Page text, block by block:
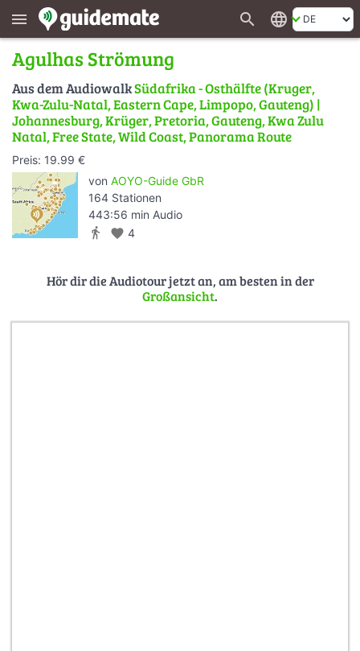
menu search language
Agulhas Strömung
Aus dem AudiowalkSüdafrika - Osthälfte (Kruger,
Kwa-Zulu-Natal, Eastern Cape, Limpopo, Gauteng) |
Johannesburg, Krüger, Pretoria, Gauteng, Kwa Zulu
Natal, Free State, Wild Coast, Panorama Route
Preis: 19.99 €
von AOYO-Guide GbR
164 Stationen
443:56 min Audio
directions_walk favorite 4
Hör dir die Audiotour jetzt an, am besten in der
Großansicht.